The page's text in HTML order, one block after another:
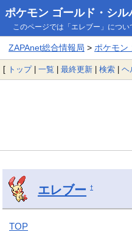
ポケモン ゴールド・シ
このページでは「エレブー」につい
ZAPAnet総合情報局 > ポケモン
[ トップ| 一覧 | 最終更新 | 検索 | ヘ
エレブー †
TOP